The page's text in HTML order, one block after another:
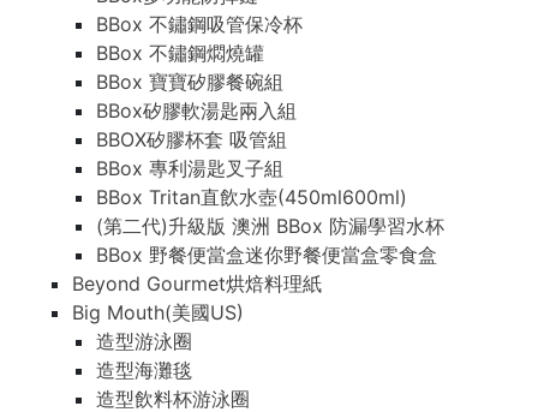
BBox 不鏽鋼吸管保冷杯
BBox 不鏽鋼燜燒罐
BBox 寶寶矽膠餐碗組
BBox矽膠軟湯匙兩入組
BBOX矽膠杯套 吸管組
BBox 專利湯匙叉子組
BBox Tritan直飲水壺(450ml600ml)
(第二代)升級版 澳洲 BBox 防漏學習水杯
BBox 野餐便當盒迷你野餐便當盒零食盒
Beyond Gourmet烘焙料理紙
Big Mouth(美國US)
造型游泳圈
造型海灘毯
造型飲料杯游泳圈